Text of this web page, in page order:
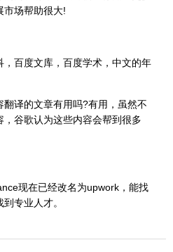
市场帮助很大!
百度文库，百度学术，中文的年
译的文章有用吗?有用，虽然不
谷歌认为这些内容会帮到很多
现在已经改名为upwork，能找
专业人才。